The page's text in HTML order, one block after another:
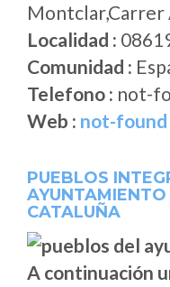
Montclar,Carrer
Localidad :
Comunidad :
Telefono : not-
Web : not-found
PUEBLOS
CATALUÑA
A continuación